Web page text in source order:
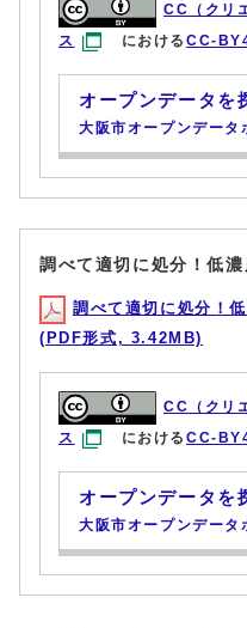
CC（クリ
ス
におけるCC-
オープンデータを
大阪市オープンデータ
調べて適切に処分！低
調べて適切に処分！
(PDF形式, 3.42MB)
CC（クリ
ス
におけるCC-
オープンデータを
大阪市オープンデータ